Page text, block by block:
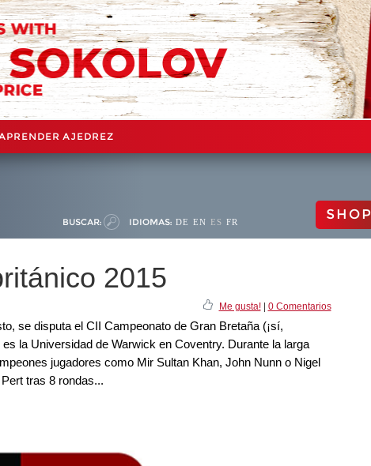
AJEDREZ
BUSCAR: IDIOMAS: DE EN ES FR SHOP
2015
Me gusta!| 0 Comentarios
se disputa el CII Campeonato de Gran Bretaña (¡sí,
la Universidad de Warwick en Coventry. Durante la larga
jugadores como Mir Sultan Khan, John Nunn o Nigel
tras 8 rondas...